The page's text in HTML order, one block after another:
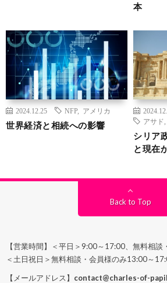
本
2024.12.25 NFP アメリカ
世界経済と相続への影響
アサド
シリア
と現在
Back to Top
【営業時間】＜平日＞9:00～17:00、無料相
＜土日祝日＞無料相談・会員様のみ13:00～
【メールアドレス】 contact@charles-of-